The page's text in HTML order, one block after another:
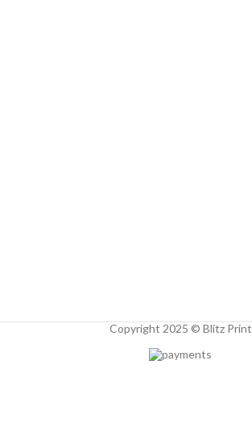
Copyright 2025 © Blitz Print